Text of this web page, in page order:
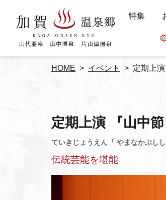
特集
HOME イベント 定期上演
定期上演 『山中節
伝統芸能を堪能